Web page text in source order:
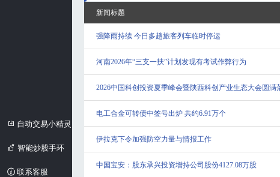
自动交易小精灵
智能炒股手环
联系客服
新闻标题
强降雨持续 今日多趟旅客列车临时停运
河南2026年“三支一扶”计划发现有考试作弊行为
2026中国科创投资夏季峰会暨陕西科创产业生态大会圆满
电工合金可转债中签号出炉 共约6.91万个
伊拉克下令加强防空力量与情报工作
中国宝安：股东承兴投资增持公司股份4127.08万股